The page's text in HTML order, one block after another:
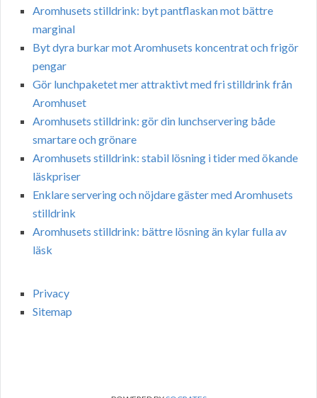
Aromhusets stilldrink: byt pantflaskan mot bättre
marginal
Byt dyra burkar mot Aromhusets koncentrat och frigör
pengar
Gör lunchpaketet mer attraktivt med fri stilldrink från
Aromhuset
Aromhusets stilldrink: gör din lunchservering både
smartare och grönare
Aromhusets stilldrink: stabil lösning i tider med ökande
läskpriser
Enklare servering och nöjdare gäster med Aromhusets
stilldrink
Aromhusets stilldrink: bättre lösning än kylar fulla av
läsk
Privacy
Sitemap